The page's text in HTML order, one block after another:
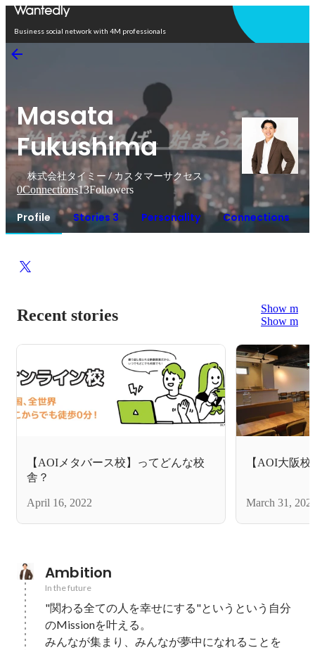
Business social network with 4M professionals
Masata
Fukushima
株式会社タイミー / カスタマーサクセス
0Connections13Followers
Profile Stories 3 Personality Connections
Recent stories
Show more
Show more
【AOIメタバース校】ってどんな校
舎？
April 16, 2022
【AOI大阪
March 31,
Ambition
In the future
"関わる全ての人を幸せにする"というという自分
のMissionを叶える。
みんなが集まり、みんなが夢中になれることを